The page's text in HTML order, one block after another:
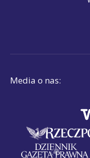
Media o nas: